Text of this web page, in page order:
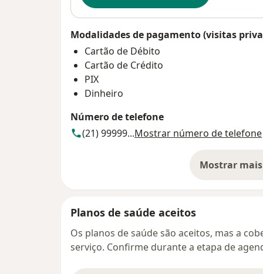
Modalidades de pagamento (visitas
Cartão de Débito
Cartão de Crédito
PIX
Dinheiro
Número de telefone
(21) 99999...Mostrar número de telefone
Mostrar
Planos de saúde aceitos
Os planos de saúde são aceitos, mas a
serviço. Confirme durante a etapa de